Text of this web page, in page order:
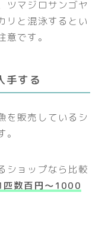
ツマジロサンゴヤ
リと混泳するとい
です。
手する
を販売しているシ
ショップなら比較
匹数百円～1000